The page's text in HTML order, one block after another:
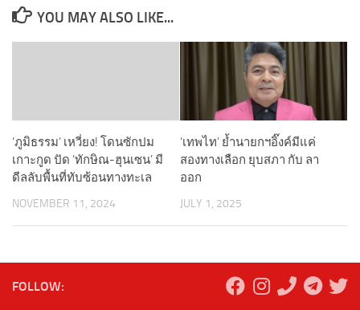
YOU MAY ALSO LIKE...
‘ภูมิธรรม’ เหวี่ยง! โดนซักปม
เกาะกูด ปัด ‘ทักษิณ-ฮุนเซน’ มี
ดีลลับพื้นที่ทับซ้อนทางทะเล
NOVEMBER 11, 2024
‘เทพไท’ ย้ำนายกฯอิ๊งค์มีแค่
สองทางเลือก ยุบสภา กับ ลา
ออก
JULY 1, 2025
FOLLOW: